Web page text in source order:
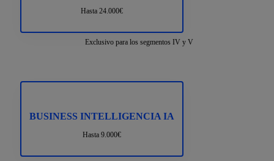
Hasta 24.000€
Exclusivo para los segmentos IV y V
BUSINESS INTELLIGENCIA IA
Hasta 9.000€